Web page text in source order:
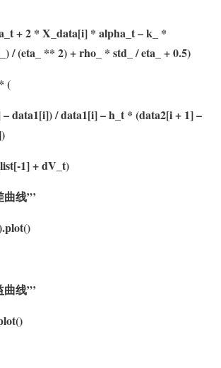
+ 2 * X_data[i] * alpha_t – k_ *
/ (eta_ ** 2) + rho_ * std_ / eta_ + 0.5)
(
data1[i]) / data1[i] – h_t * (data2[i + 1] –
1] + dV_t)
线”’
线”’